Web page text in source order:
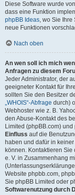
Diese Software wurde
dass eine Funktion
phpBB Ideas, wo Sie
neue Funktionen
Nach oben
An wen soll ich mich
Anfragen zu diesem
Jeder Administrator, der
geeigneter Kontakt für
sollten Sie den Besitzer
„WHOIS“-Abfrage durch)
Webhoster wie z. B.
den Abuse-Kontakt des
Limited (phpBB.com)
Einfluss auf die
haben und dafür in
können. Kontaktieren
e. V. in Zusammenhang
Website phpbb.com,
Sie phpBB Limited oder
Softwarenutzung durch